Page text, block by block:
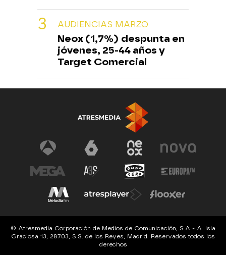
AUDIENCIAS MARZO
Neox (1,7%) despunta en
jóvenes, 25-44 años y
Target Comercial
© Atresmedia Corporación de Medios de Comunicación, S.A - A. Isla
Graciosa 13, 28703, S.S. de los Reyes, Madrid. Reservados todos los
derechos